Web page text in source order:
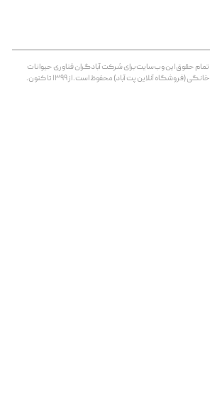
تمام حقوق اين وب‌سايت برای شرکت آبادگران فناوری حیوانات
خانگی (فروشگاه آنلاین پت آباد) محفوظ است. از ۱۳۹۹ تا کنون.